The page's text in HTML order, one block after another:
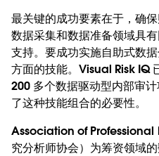
最关键的成功要素在于，确
数据采集和数据准备领域具
支持。要成功实施自助式数
方面的技能。Visual Risk IQ
200 多个数据驱动型内部审
了这种技能组合的必要性。
Association of Professional
究分析师协会）为筹资领域